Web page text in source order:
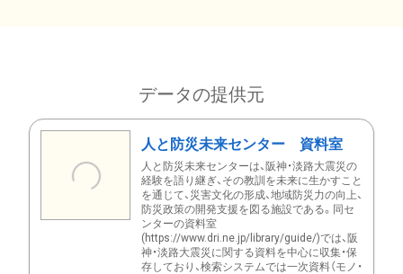
データの提供元
人と防災未来センター 資料室
人と防災未来センターは、阪神・淡路大震災の
経験を語り継ぎ、その教訓を未来に生かすこと
を通じて、災害文化の形成、地域防災力の向上、
防災政策の開発支援を図る施設である。同セ
ンターの資料室
(https://www.dri.ne.jp/library/guide/)では、阪
神・淡路大震災に関する資料を中心に収集・保
存しており、検索システムでは一次資料（モノ・